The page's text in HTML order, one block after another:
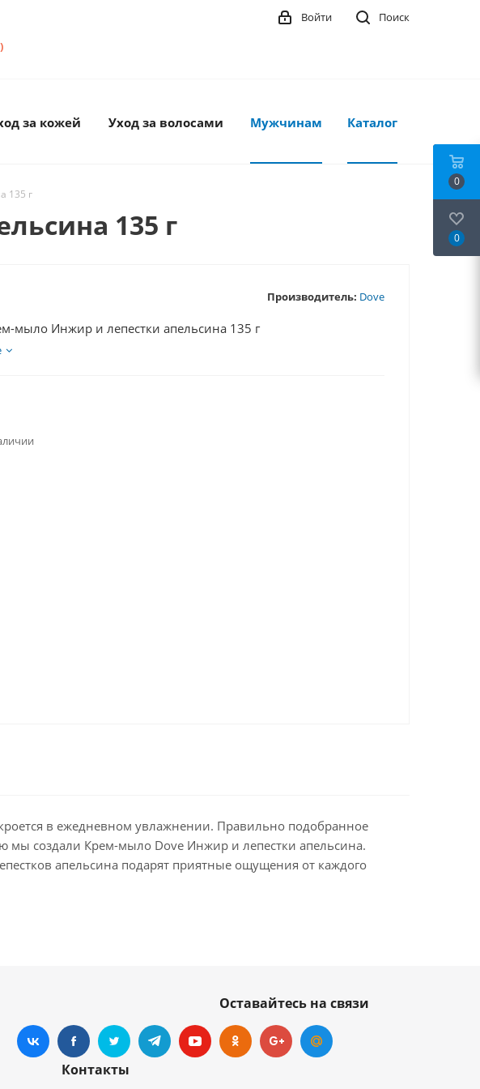
Поиск
Войти
за кожей Уход за волосами Мужчинам Каталог
135 г
135 г
Производитель: Dove
мыло Инжир и лепестки апельсина 135 г
в ежедневном увлажнении. Правильно подобранное
мы создали Крем-мыло Dove Инжир и лепестки апельсина.
апельсина подарят приятные ощущения от каждого
Оставайтесь на связи
Контакты
0
0